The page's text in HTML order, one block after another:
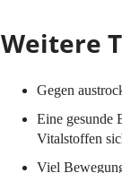
Weitere
Gegen
Eine gesunde
Vitalstoffen
Viel